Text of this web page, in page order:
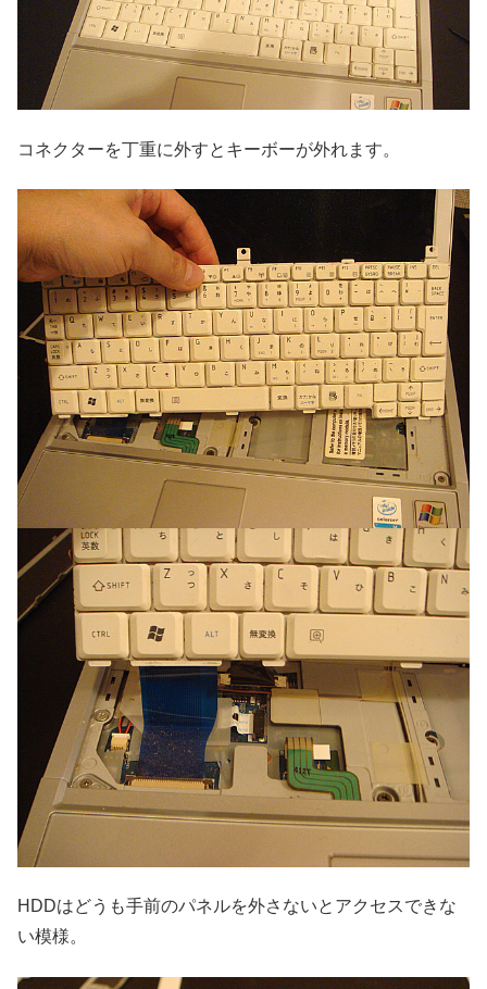
コネクターを丁重に外すとキーボーが外れます。
HDDはどうも手前のパネルを外さないとアクセスできな
い模様。